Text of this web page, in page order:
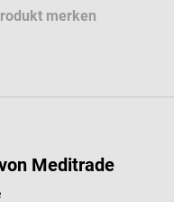
merken
Meditrade